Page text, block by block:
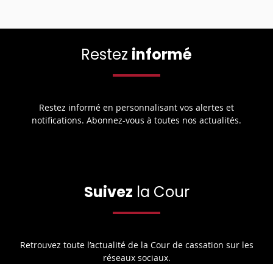
Restez informé
Restez informé en personnalisant vos alertes et
notifications. Abonnez-vous à toutes nos actualités.
Suivez la Cour
Retrouvez toute l’actualité de la Cour de cassation sur les
réseaux sociaux.